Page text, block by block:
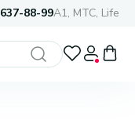
637-88-99A1, МТС, Life